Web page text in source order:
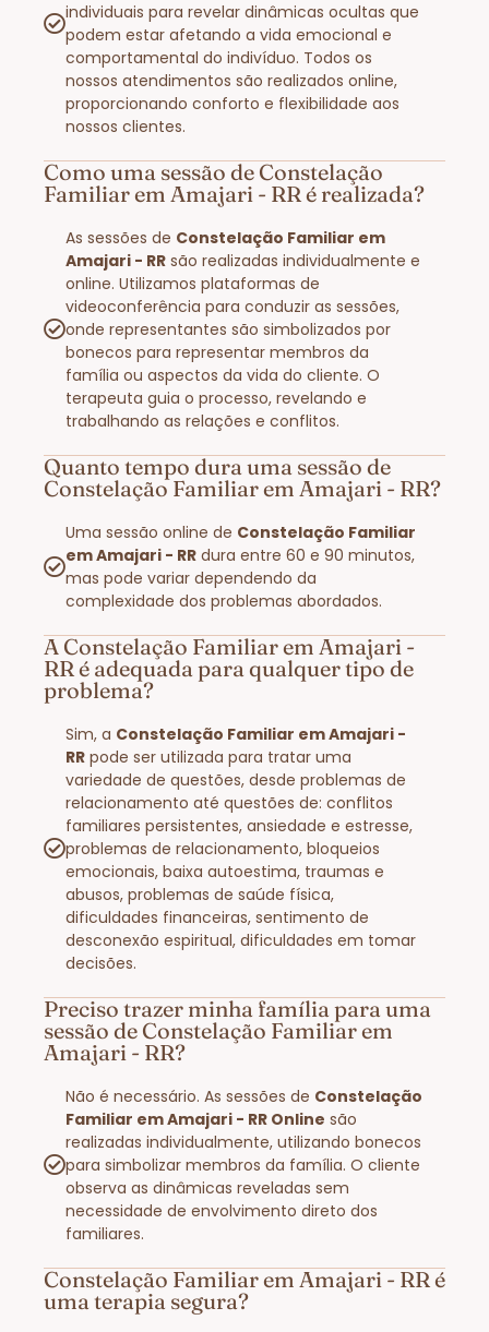
individuais para revelar dinâmicas ocultas que
podem estar afetando a vida emocional e
comportamental do indivíduo. Todos os
nossos atendimentos são realizados online,
proporcionando conforto e flexibilidade aos
nossos clientes.
Como uma sessão de Constelação
Familiar em Amajari - RR é realizada?
As sessões de Constelação Familiar em
Amajari - RR são realizadas individualmente e
online. Utilizamos plataformas de
videoconferência para conduzir as sessões,
onde representantes são simbolizados por
bonecos para representar membros da
família ou aspectos da vida do cliente. O
terapeuta guia o processo, revelando e
trabalhando as relações e conflitos.
Quanto tempo dura uma sessão de
Constelação Familiar em Amajari - RR?
Uma sessão online de Constelação Familiar
em Amajari - RR dura entre 60 e 90 minutos,
mas pode variar dependendo da
complexidade dos problemas abordados.
A Constelação Familiar em Amajari -
RR é adequada para qualquer tipo de
problema?
Sim, a Constelação Familiar em Amajari -
RR pode ser utilizada para tratar uma
variedade de questões, desde problemas de
relacionamento até questões de: conflitos
familiares persistentes, ansiedade e estresse,
problemas de relacionamento, bloqueios
emocionais, baixa autoestima, traumas e
abusos, problemas de saúde física,
dificuldades financeiras, sentimento de
desconexão espiritual, dificuldades em tomar
decisões.
Preciso trazer minha família para uma
sessão de Constelação Familiar em
Amajari - RR?
Não é necessário. As sessões de Constelação
Familiar em Amajari - RR Online são
realizadas individualmente, utilizando bonecos
para simbolizar membros da família. O cliente
observa as dinâmicas reveladas sem
necessidade de envolvimento direto dos
familiares.
Constelação Familiar em Amajari - RR é
uma terapia segura?